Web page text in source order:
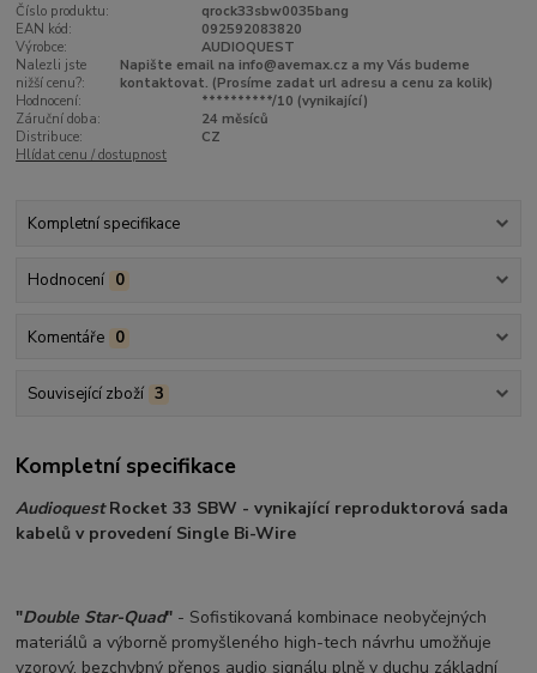
Číslo produktu:
qrock33sbw0035bang
EAN kód:
092592083820
Výrobce:
AUDIOQUEST
Nalezli jste
nižší cenu?:
Napište email na info@avemax.cz a my Vás budeme
kontaktovat. (Prosíme zadat url adresu a cenu za kolik)
Hodnocení:
**********/10 (vynikající)
Záruční doba:
24 měsíců
Distribuce:
CZ
Hlídat cenu / dostupnost
Kompletní specifikace
Hodnocení 0
Komentáře 0
Související zboží 3
Kompletní specifikace
AudioquestRocket 33 SBW - vynikající reproduktorová sada
kabelů v provedení Single Bi-Wire
"Double Star-Quad" - Sofistikovaná kombinace neobyčejných
materiálů a výborně promyšleného high-tech návrhu umožňuje
vzorový, bezchybný přenos audio signálu plně v duchu základní